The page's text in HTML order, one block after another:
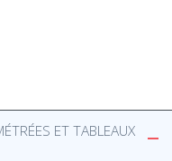
ET TABLEAUX